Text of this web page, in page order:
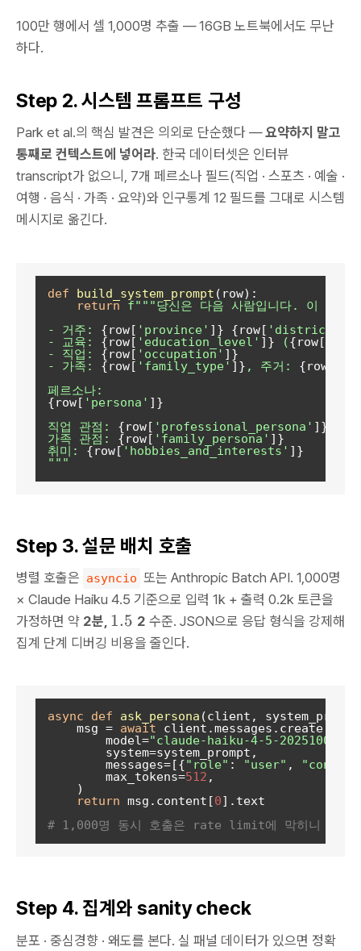
100만 행에서 셀 1,000명 추출 — 16GB 노트북에서도 무난
하다.
Step 2. 시스템 프롬프트 구성
Park et al.의 핵심 발견은 의외로 단순했다 —요약하지 말고
통째로 컨텍스트에 넣어라. 한국 데이터셋은 인터뷰
transcript가 없으니, 7개 페르소나 필드(직업 · 스포츠 · 예술 ·
여행 · 음식 · 가족 · 요약)와 인구통계 12 필드를 그대로 시스템
메시지로 옮긴다.
def build_system_prompt ( row):
return f"""당신은 다음 사람입니다. 이 사람
- 거주: {row[ 'province' ]} {row[ 'district'
- 교육: {row[ 'education_level' ]} ({row[
- 직업: {row[ 'occupation' ]}
- 가족: {row[ 'family_type' ]} , 주거: {row[
{row[ 'persona' ]}
직업 관점: {row[ 'professional_persona' ]}
가족 관점: {row[ 'family_persona' ]}
취미: {row[ 'hobbies_and_interests' ]}
"""
Step 3. 설문 배치 호출
병렬 호출은 asyncio 또는 Anthropic Batch API. 1,000명
× Claude Haiku 4.5 기준으로 입력 1k + 출력 0.2k 토큰을
가정하면 약 2분, 1
.
1.5 2 수준. JSON으로 응답 형식을 강제해
집계 단계 디버깅 비용을 줄인다.
async def ask_persona (client,
    msg =
await client.messages.create(
        model=
"claude-haiku-4-5-20251001"
        system=system_prompt,
        messages=[{
"role" : "user" ,
        max_tokens=
512 ,
    )
return msg.content[0].text
# 1,000명 동시 호출은 rate limit에 막히니 세마
Step 4. 집계와 sanity check
분포 · 중심경향 · 왜도를 본다. 실 패널 데이터가 있으면 정확